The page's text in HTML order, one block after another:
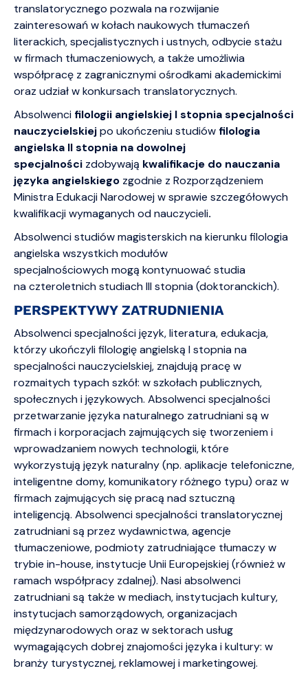
translatorycznego pozwala na rozwijanie
zainteresowań w kołach naukowych tłumaczeń
literackich, specjalistycznych i ustnych, odbycie stażu
w firmach tłumaczeniowych, a także umożliwia
współpracę z zagranicznymi ośrodkami akademickimi
oraz udział w konkursach translatorycznych.
Absolwenci filologii angielskiej I stopnia specjalności
nauczycielskiejpo ukończeniu studiów filologia
angielska II stopnia na dowolnej
specjalności zdobywają kwalifikacje do nauczania
języka angielskiego zgodnie z Rozporządzeniem
Ministra Edukacji Narodowej w sprawie szczegółowych
kwalifikacji wymaganych od nauczycieli.
Absolwenci studiów magisterskich na kierunku filologia
angielska wszystkich modułów
specjalnościowych mogą kontynuować studia
na czteroletnich studiach III stopnia (doktoranckich).
PERSPEKTYWY ZATRUDNIENIA
Absolwenci specjalności język, literatura, edukacja,
którzy ukończyli filologię angielską I stopnia na
specjalności nauczycielskiej, znajdują pracę w
rozmaitych typach szkół: w szkołach publicznych,
społecznych i językowych. Absolwenci specjalności
przetwarzanie języka naturalnego zatrudniani są w
firmach i korporacjach zajmujących się tworzeniem i
wprowadzaniem nowych technologii, które
wykorzystują język naturalny (np. aplikacje telefoniczne,
inteligentne domy, komunikatory różnego typu) oraz w
firmach zajmujących się pracą nad sztuczną
inteligencją. Absolwenci specjalności translatorycznej
zatrudniani są przez wydawnictwa, agencje
tłumaczeniowe, podmioty zatrudniające tłumaczy w
trybie in-house, instytucje Unii Europejskiej (również w
ramach współpracy zdalnej). Nasi absolwenci
zatrudniani są także w mediach, instytucjach kultury,
instytucjach samorządowych, organizacjach
międzynarodowych oraz w sektorach usług
wymagających dobrej znajomości języka i kultury: w
branży turystycznej, reklamowej i marketingowej.